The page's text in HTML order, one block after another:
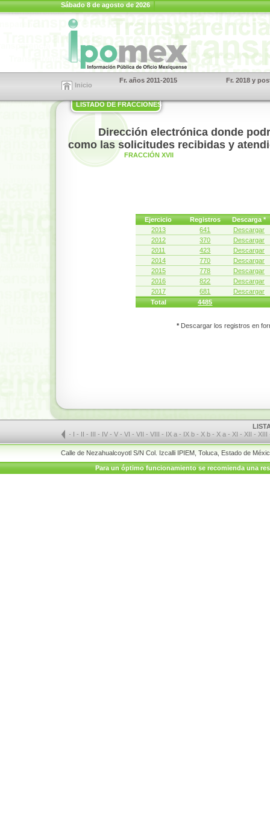
Sábado 8 de agosto de 2026
Inicio
Fr. años 2011-2015 Fr. 2018 y
LISTADO DE FRACCIONES
Dirección electrónica donde
como las solicitudes recibidas y
FRACCIÓN XVII
Ejercicio Registros
Descarga *
2013
641
Descargar
2012
370
Descargar
2011
423
Descargar
2014
770
Descargar
2015
778
Descargar
2016
822
Descargar
2017
681
Descargar
Total
4485
* Descargar los registros en
- I- II- III- IV-V-VI-VII-VIII- IX a - IX b - X b - X a - XI- XII- XIII
Calle de Nezahualcoyotl S/N Col. Izcalli IPIEM, Toluca, Estado de
Para un óptimo funcionamiento se recomienda una